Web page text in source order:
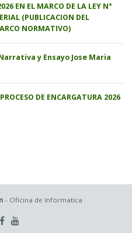
EN EL MARCO DE LA LEY N°
(PUBLICACION DEL
NORMATIVO)
y Ensayo Jose Maria
DE ENCARGATURA 2026
- Oficina de Informatica